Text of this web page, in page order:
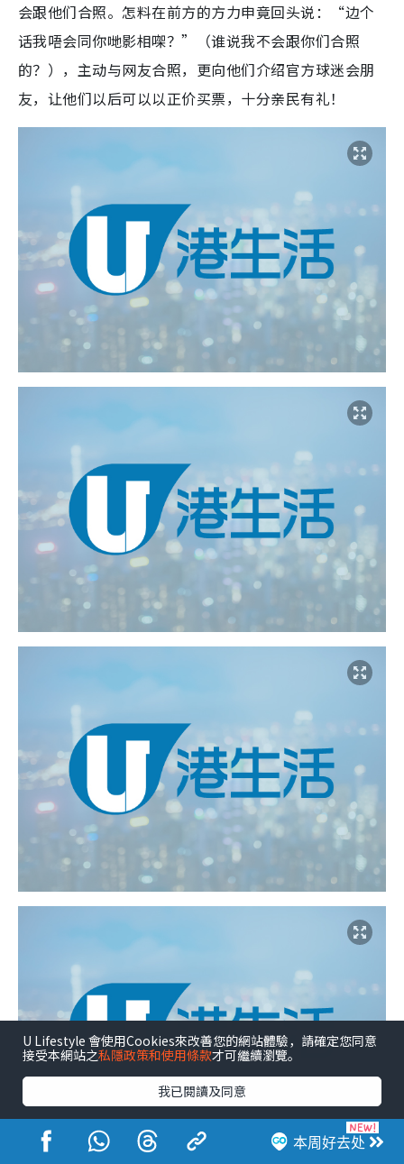
会跟他们合照。怎料在前方的方力申竟回头说：“边个
话我唔会同你哋影相㗎？”（谁说我不会跟你们合照
的？），主动与网友合照，更向他们介绍官方球迷会朋
友，让他们以后可以以正价买票，十分亲民有礼！
本周好去处
U Lifestyle 會使用Cookies來改善您的網站體驗，請確定您同意
接受本網站之私隱政策和使用條款才可繼續瀏覽。
我已閱讀及同意